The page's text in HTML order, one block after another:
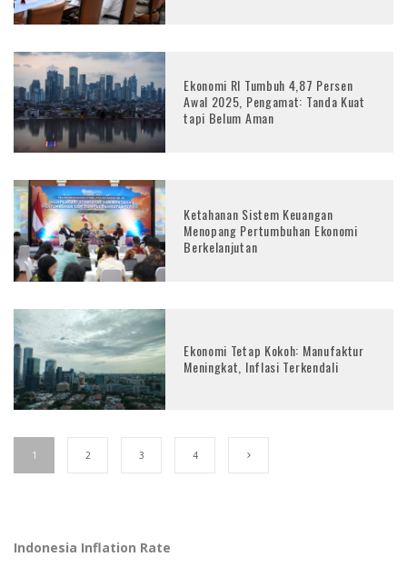
Ekonomi RI Tumbuh 4,87 Persen
Awal 2025, Pengamat: Tanda Kuat
tapi Belum Aman
Ketahanan Sistem Keuangan
Menopang Pertumbuhan Ekonomi
Berkelanjutan
Ekonomi Tetap Kokoh: Manufaktur
Meningkat, Inflasi Terkendali
1 2 3 4
Indonesia Inflation Rate